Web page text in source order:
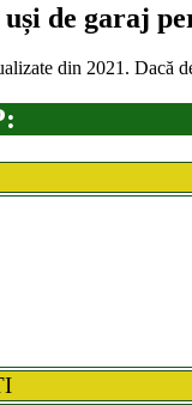
de garaj
din 2021. Dacă